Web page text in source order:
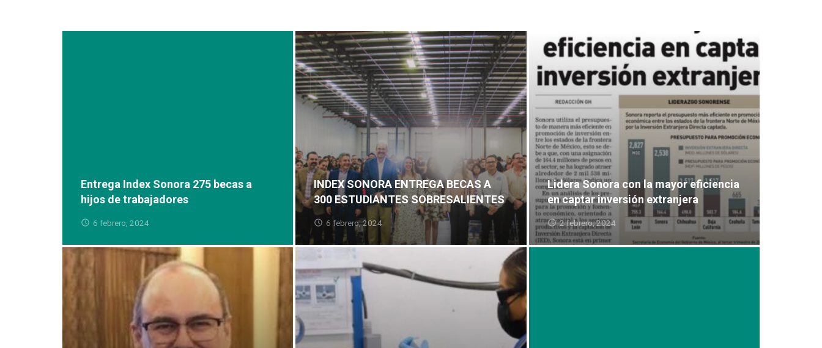
Entrega Index Sonora 275 becas a
hijos de trabajadores
6 febrero, 2024
INDEX SONORA ENTREGA BECAS A
300 ESTUDIANTES SOBRESALIENTES
6 febrero, 2024
Lidera Sonora con la mayor eficiencia
en captar inversión extranjera
2 febrero, 2024